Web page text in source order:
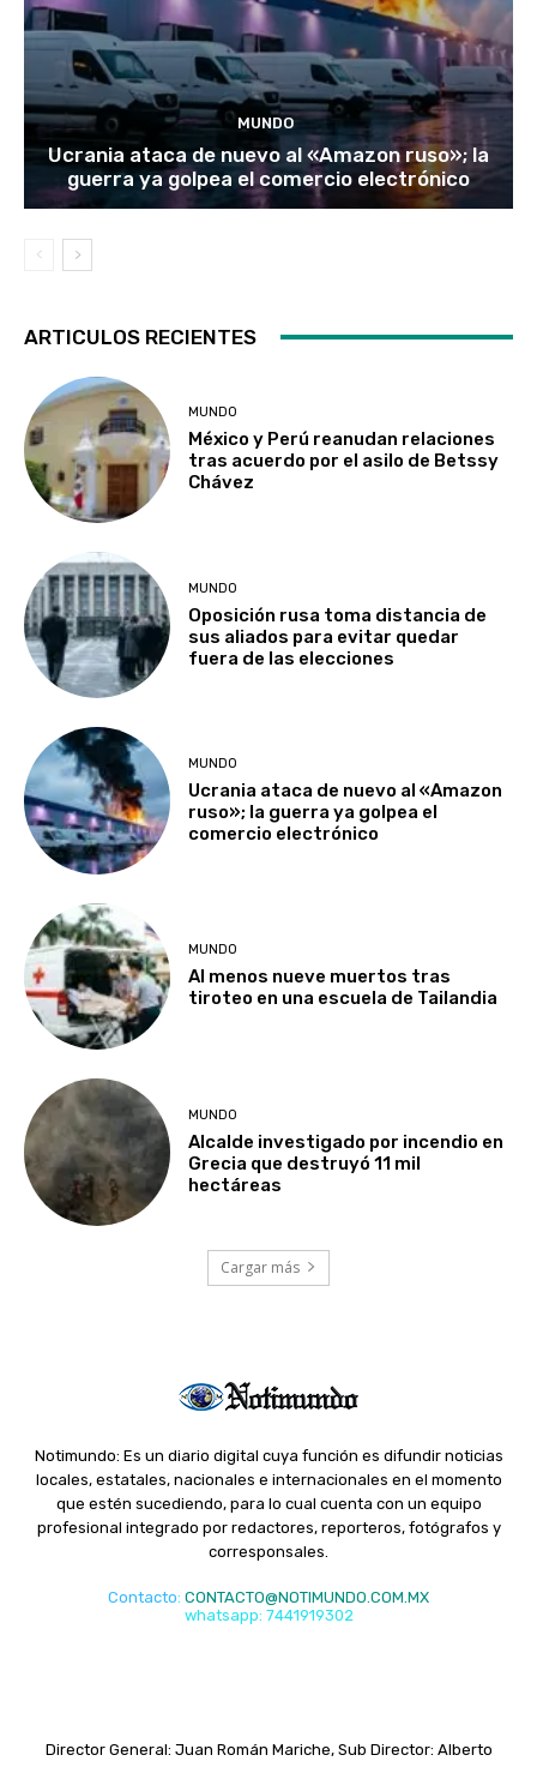
MUNDO
Ucrania ataca de nuevo al «Amazon ruso»; la
guerra ya golpea el comercio electrónico
ARTICULOS RECIENTES
MUNDO
México y Perú reanudan relaciones
tras acuerdo por el asilo de Betssy
Chávez
MUNDO
Oposición rusa toma distancia de
sus aliados para evitar quedar
fuera de las elecciones
MUNDO
Ucrania ataca de nuevo al «Amazon
ruso»; la guerra ya golpea el
comercio electrónico
MUNDO
Al menos nueve muertos tras
tiroteo en una escuela de Tailandia
MUNDO
Alcalde investigado por incendio en
Grecia que destruyó 11 mil
hectáreas
Cargar más
Notimundo: Es un diario digital cuya función es difundir noticias
locales, estatales, nacionales e internacionales en el momento
que estén sucediendo, para lo cual cuenta con un equipo
profesional integrado por redactores, reporteros, fotógrafos y
corresponsales.
Contacto: CONTACTO@NOTIMUNDO.COM.MX
whatsapp: 7441919302
Director General: Juan Román Mariche, Sub Director: Alberto